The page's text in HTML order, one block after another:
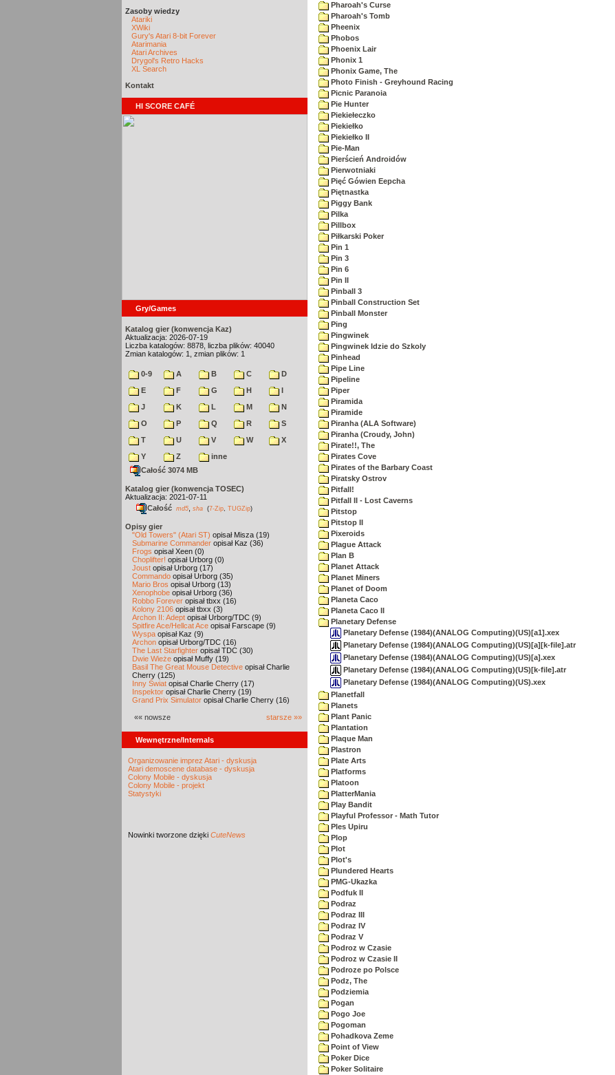
Zasoby wiedzy
Atariki
XWiki
Gury's Atari 8-bit Forever
Atarimania
Atari Archives
Drygol's Retro Hacks
XL Search
Kontakt
HI SCORE CAFÉ
Gry/Games
Katalog gier (konwencja Kaz)
Aktualizacja: 2026-07-19
Liczba katalogów: 8878, liczba plików: 40040
Zmian katalogów: 1, zmian plików: 1
0-9 A B C
D
E
F G H
I
J
K L M
N
O
P Q R
S
T
U V W
X
Y
Z
inne
Całość 3074 MB
Katalog gier (konwencja TOSEC)
Aktualizacja: 2021-07-11
Całość md5 sha (7-Zip TUGZip)
Opisy gier
"Old Towers" (Atari ST) opisał Misza (19)
Submarine Commander opisał Kaz (36)
Frogs opisał Xeen (0)
Choplifter! opisał Urborg (0)
Joust opisał Urborg (17)
Commando opisał Urborg (35)
Mario Bros opisał Urborg (13)
Xenophobe opisał Urborg (36)
Robbo Forever opisał tbxx (16)
Kolony 2106 opisał tbxx (3)
Archon II: Adept opisał Urborg/TDC (9)
Spitfire Ace/Hellcat Ace opisał Farscape (9)
Wyspa opisał Kaz (9)
Archon opisał Urborg/TDC (16)
The Last Starfighter opisał TDC (30)
Dwie Wieże opisał Muffy (19)
Basil The Great Mouse Detective opisał Charlie
Cherry (125)
Inny Świat opisał Charlie Cherry (17)
Inspektor opisał Charlie Cherry (19)
Grand Prix Simulator opisał Charlie Cherry (16)
«« nowsze starsze »»
Wewnętrzne/Internals
Organizowanie imprez Atari - dyskusja
Atari demoscene database - dyskusja
Colony Mobile - dyskusja
Colony Mobile - projekt
Statystyki
Nowinki tworzone dzięki CuteNews
Pharoah's Curse
Pharoah's Tomb
Pheenix
Phobos
Phoenix Lair
Phonix 1
Phonix Game, The
Photo Finish - Greyhound Racing
Picnic Paranoia
Pie Hunter
Piekiełeczko
Piekiełko
Piekiełko II
Pie-Man
Pierścień Androidów
Pierwotniaki
Pięć Gówien Eepcha
Piętnastka
Piggy Bank
Pilka
Pillbox
Piłkarski Poker
Pin 1
Pin 3
Pin 6
Pin II
Pinball 3
Pinball Construction Set
Pinball Monster
Ping
Pingwinek
Pingwinek Idzie do Szkoly
Pinhead
Pipe Line
Pipeline
Piper
Piramida
Piramide
Piranha (ALA Software)
Piranha (Croudy, John)
Pirate!!, The
Pirates Cove
Pirates of the Barbary Coast
Piratsky Ostrov
Pitfall!
Pitfall II - Lost Caverns
Pitstop
Pitstop II
Pixeroids
Plague Attack
Plan B
Planet Attack
Planet Miners
Planet of Doom
Planeta Caco
Planeta Caco II
Planetary Defense
Planetary Defense (1984)(ANALOG Computing)(US)[a1].xex
Planetary Defense (1984)(ANALOG Computing)(US)[a][k-file].atr
Planetary Defense (1984)(ANALOG Computing)(US)[a].xex
Planetary Defense (1984)(ANALOG Computing)(US)[k-file].atr
Planetary Defense (1984)(ANALOG Computing)(US).xex
Planetfall
Planets
Plant Panic
Plantation
Plaque Man
Plastron
Plate Arts
Platforms
Platoon
PlatterMania
Play Bandit
Playful Professor - Math Tutor
Ples Upiru
Plop
Plot
Plot's
Plundered Hearts
PMG-Ukazka
Podfuk II
Podraz
Podraz III
Podraz IV
Podraz V
Podroz w Czasie
Podroz w Czasie II
Podroze po Polsce
Podz, The
Podziemia
Pogan
Pogo Joe
Pogoman
Pohadkova Zeme
Point of View
Poker Dice
Poker Solitaire